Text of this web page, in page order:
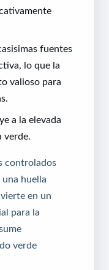
fuentes
lo que la
valioso para
a la elevada
controlados
huella
en un
para la
verde